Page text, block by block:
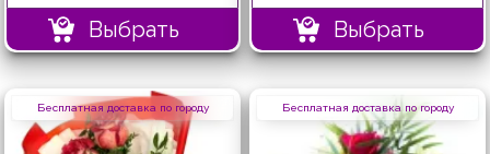
Выбрать Выбрать
Бесплатная доставка по городу Бесплатная доставка по городу